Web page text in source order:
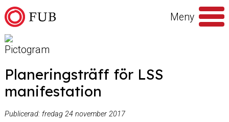
Hoppa till innehåll
Meny
Sök
Planeringsträff för LSS
manifestation
Publicerad: fredag 24 november 2017